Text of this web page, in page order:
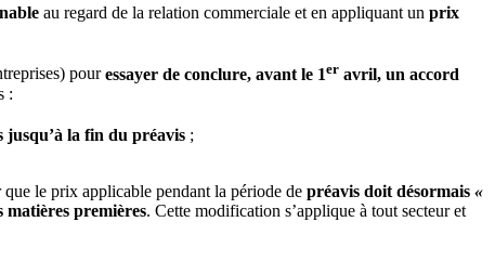
au regard de la relation commerciale et en appliquant un prix
pouressayer de conclure, avant le 1er avril, un accord
:
jusqu’à la fin du préavis ;
le prix applicable pendant la période de préavis doit désormais «
matières premières. Cette modification s’applique à tout secteur et